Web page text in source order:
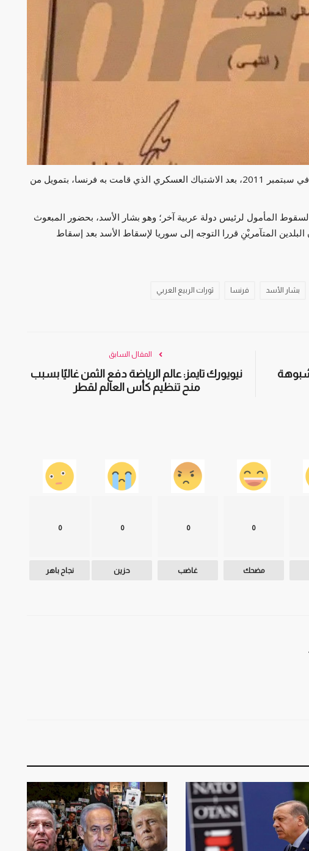
كما أشارت الوثيقة إلى سقوط طرابلس الليبية في سبتمبر 2011، بعد الاشتباك العسكري الذي قامت به فرنسا، بتمويل من
المأمول لرئيس دولة عربية آخر؛ وهو بشار الأسد، بحضور المبعوث
المتآمريْنِ قررا التوجه إلى سوريا لإسقاط الأسد بعد إسقاط
بشار الأسد فرنسا ثورات الربيع العربي
المقال السابق
نيويورك تايمز: عالم الرياضة دفع الثمن غاليًا بسبب
منح تنظيم كأس العالم لقطر
0
مضحك
0
غاضب
0
حزين
0
نجاح باهر